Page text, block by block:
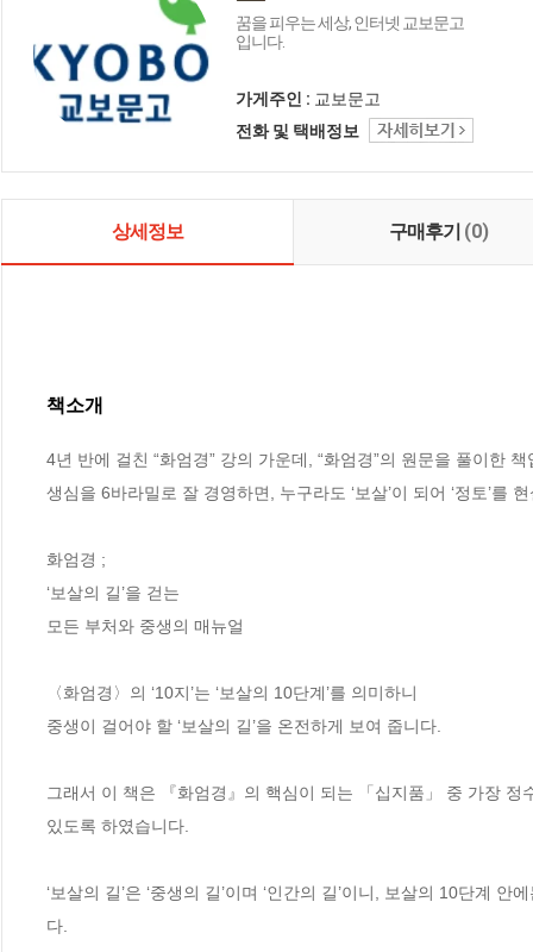
꿈을 피우는 세상, 인터넷 교보문고
입니다.
가게주인 : 교보문고
전화 및 택배정보
상세정보 구매후기 (0)
책소개
4년 반에 걸친 “화엄경” 강의 가운데, “화엄경”의 원문을 풀이한
생심을 6바라밀로 잘 경영하면, 누구라도 ‘보살’이 되어 ‘정토’를
화엄경 ;
‘보살의 길’을 걷는
모든 부처와 중생의 매뉴얼
〈화엄경〉의 ‘10지’는 ‘보살의 10단계’를 의미하니
중생이 걸어야 할 ‘보살의 길’을 온전하게 보여 줍니다.
그래서 이 책은 『화엄경』의 핵심이 되는 「십지품」 중 가장 정
있도록 하였습니다.
‘보살의 길’은 ‘중생의 길’이며 ‘인간의 길’이니, 보살의 10단계
다.